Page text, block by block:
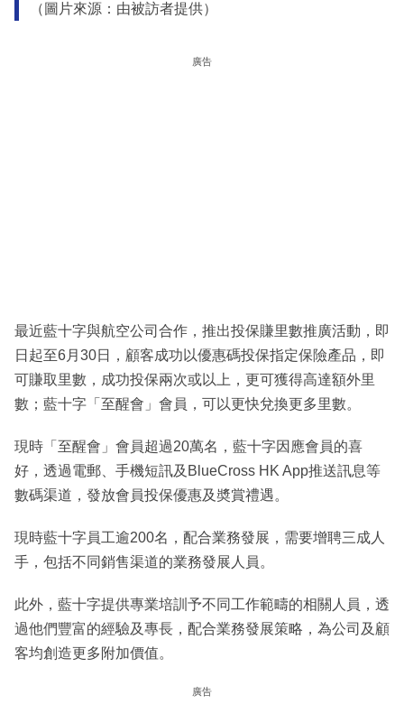
（圖片來源：由被訪者提供）
廣告
最近藍十字與航空公司合作，推出投保賺里數推廣活動，即
日起至6月30日，顧客成功以優惠碼投保指定保險產品，即
可賺取里數，成功投保兩次或以上，更可獲得高達額外里
數；藍十字「至醒會」會員，可以更快兌換更多里數。
現時「至醒會」會員超過20萬名，藍十字因應會員的喜
好，透過電郵、手機短訊及BlueCross HK App推送訊息等
數碼渠道，發放會員投保優惠及奬賞禮遇。
現時藍十字員工逾200名，配合業務發展，需要增聘三成人
手，包括不同銷售渠道的業務發展人員。
此外，藍十字提供專業培訓予不同工作範疇的相關人員，透
過他們豐富的經驗及專長，配合業務發展策略，為公司及顧
客均創造更多附加價值。
廣告